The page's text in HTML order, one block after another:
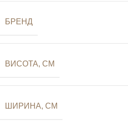
БРЕНД
ВИСОТА, СМ
ШИРИНА, СМ